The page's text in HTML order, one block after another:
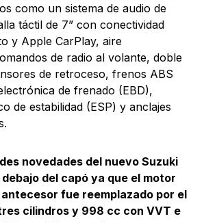
como un sistema de audio de
táctil de 7” con conectividad
y Apple CarPlay, aire
de radio al volante, doble
de retroceso, frenos ABS
de frenado (EBD),
de estabilidad (ESP) y anclajes
novedades del nuevo Suzuki
del capó ya que el motor
fue reemplazado por el
cilindros y 998 cc con VVT e